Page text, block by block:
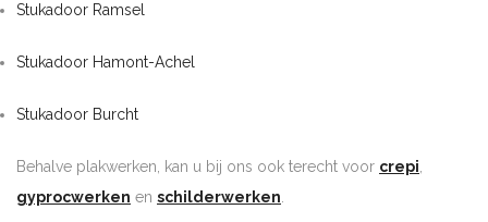
Stukadoor Ramsel
Stukadoor Hamont-Achel
Stukadoor Burcht
Behalve plakwerken, kan u bij ons ook terecht voor crepi,
gyprocwerken en schilderwerken.